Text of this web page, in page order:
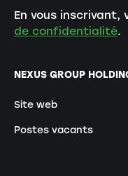
NEXUS GROUP
Site web
Postes vacants
En vous
de confidentialité.